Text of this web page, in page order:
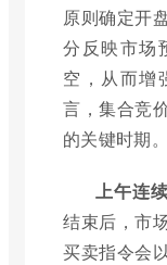
原则确定开
分反映市场
空，从而增
言，集合竞
的关键时期。
上午连
结束后，市
买卖指令会